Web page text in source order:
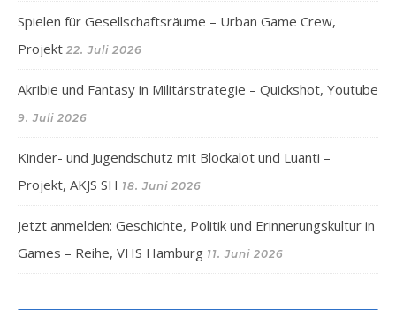
Spielen für Gesellschaftsräume – Urban Game Crew,
Projekt 22. Juli 2026
Akribie und Fantasy in Militärstrategie – Quickshot, Youtube
9. Juli 2026
Kinder- und Jugendschutz mit Blockalot und Luanti –
Projekt, AKJS SH 18. Juni 2026
Jetzt anmelden: Geschichte, Politik und Erinnerungskultur in
Games – Reihe, VHS Hamburg 11. Juni 2026